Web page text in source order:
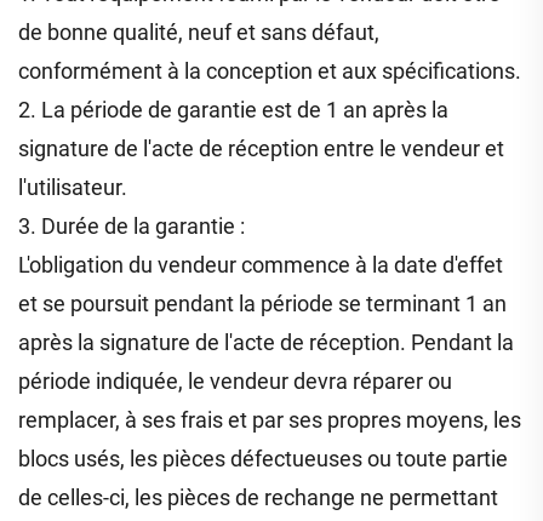
de bonne qualité, neuf et sans défaut,
conformément à la conception et aux spécifications.
2. La période de garantie est de 1 an après la
signature de l'acte de réception entre le vendeur et
l'utilisateur.
3. Durée de la garantie :
L'obligation du vendeur commence à la date d'effet
et se poursuit pendant la période se terminant 1 an
après la signature de l'acte de réception. Pendant la
période indiquée, le vendeur devra réparer ou
remplacer, à ses frais et par ses propres moyens, les
blocs usés, les pièces défectueuses ou toute partie
de celles-ci, les pièces de rechange ne permettant